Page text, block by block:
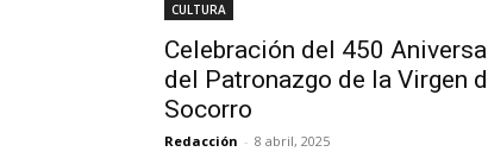
CULTURA
Celebración del 450
del Patronazgo de la Virgen
Socorro
Redacción - 8 abril, 2025